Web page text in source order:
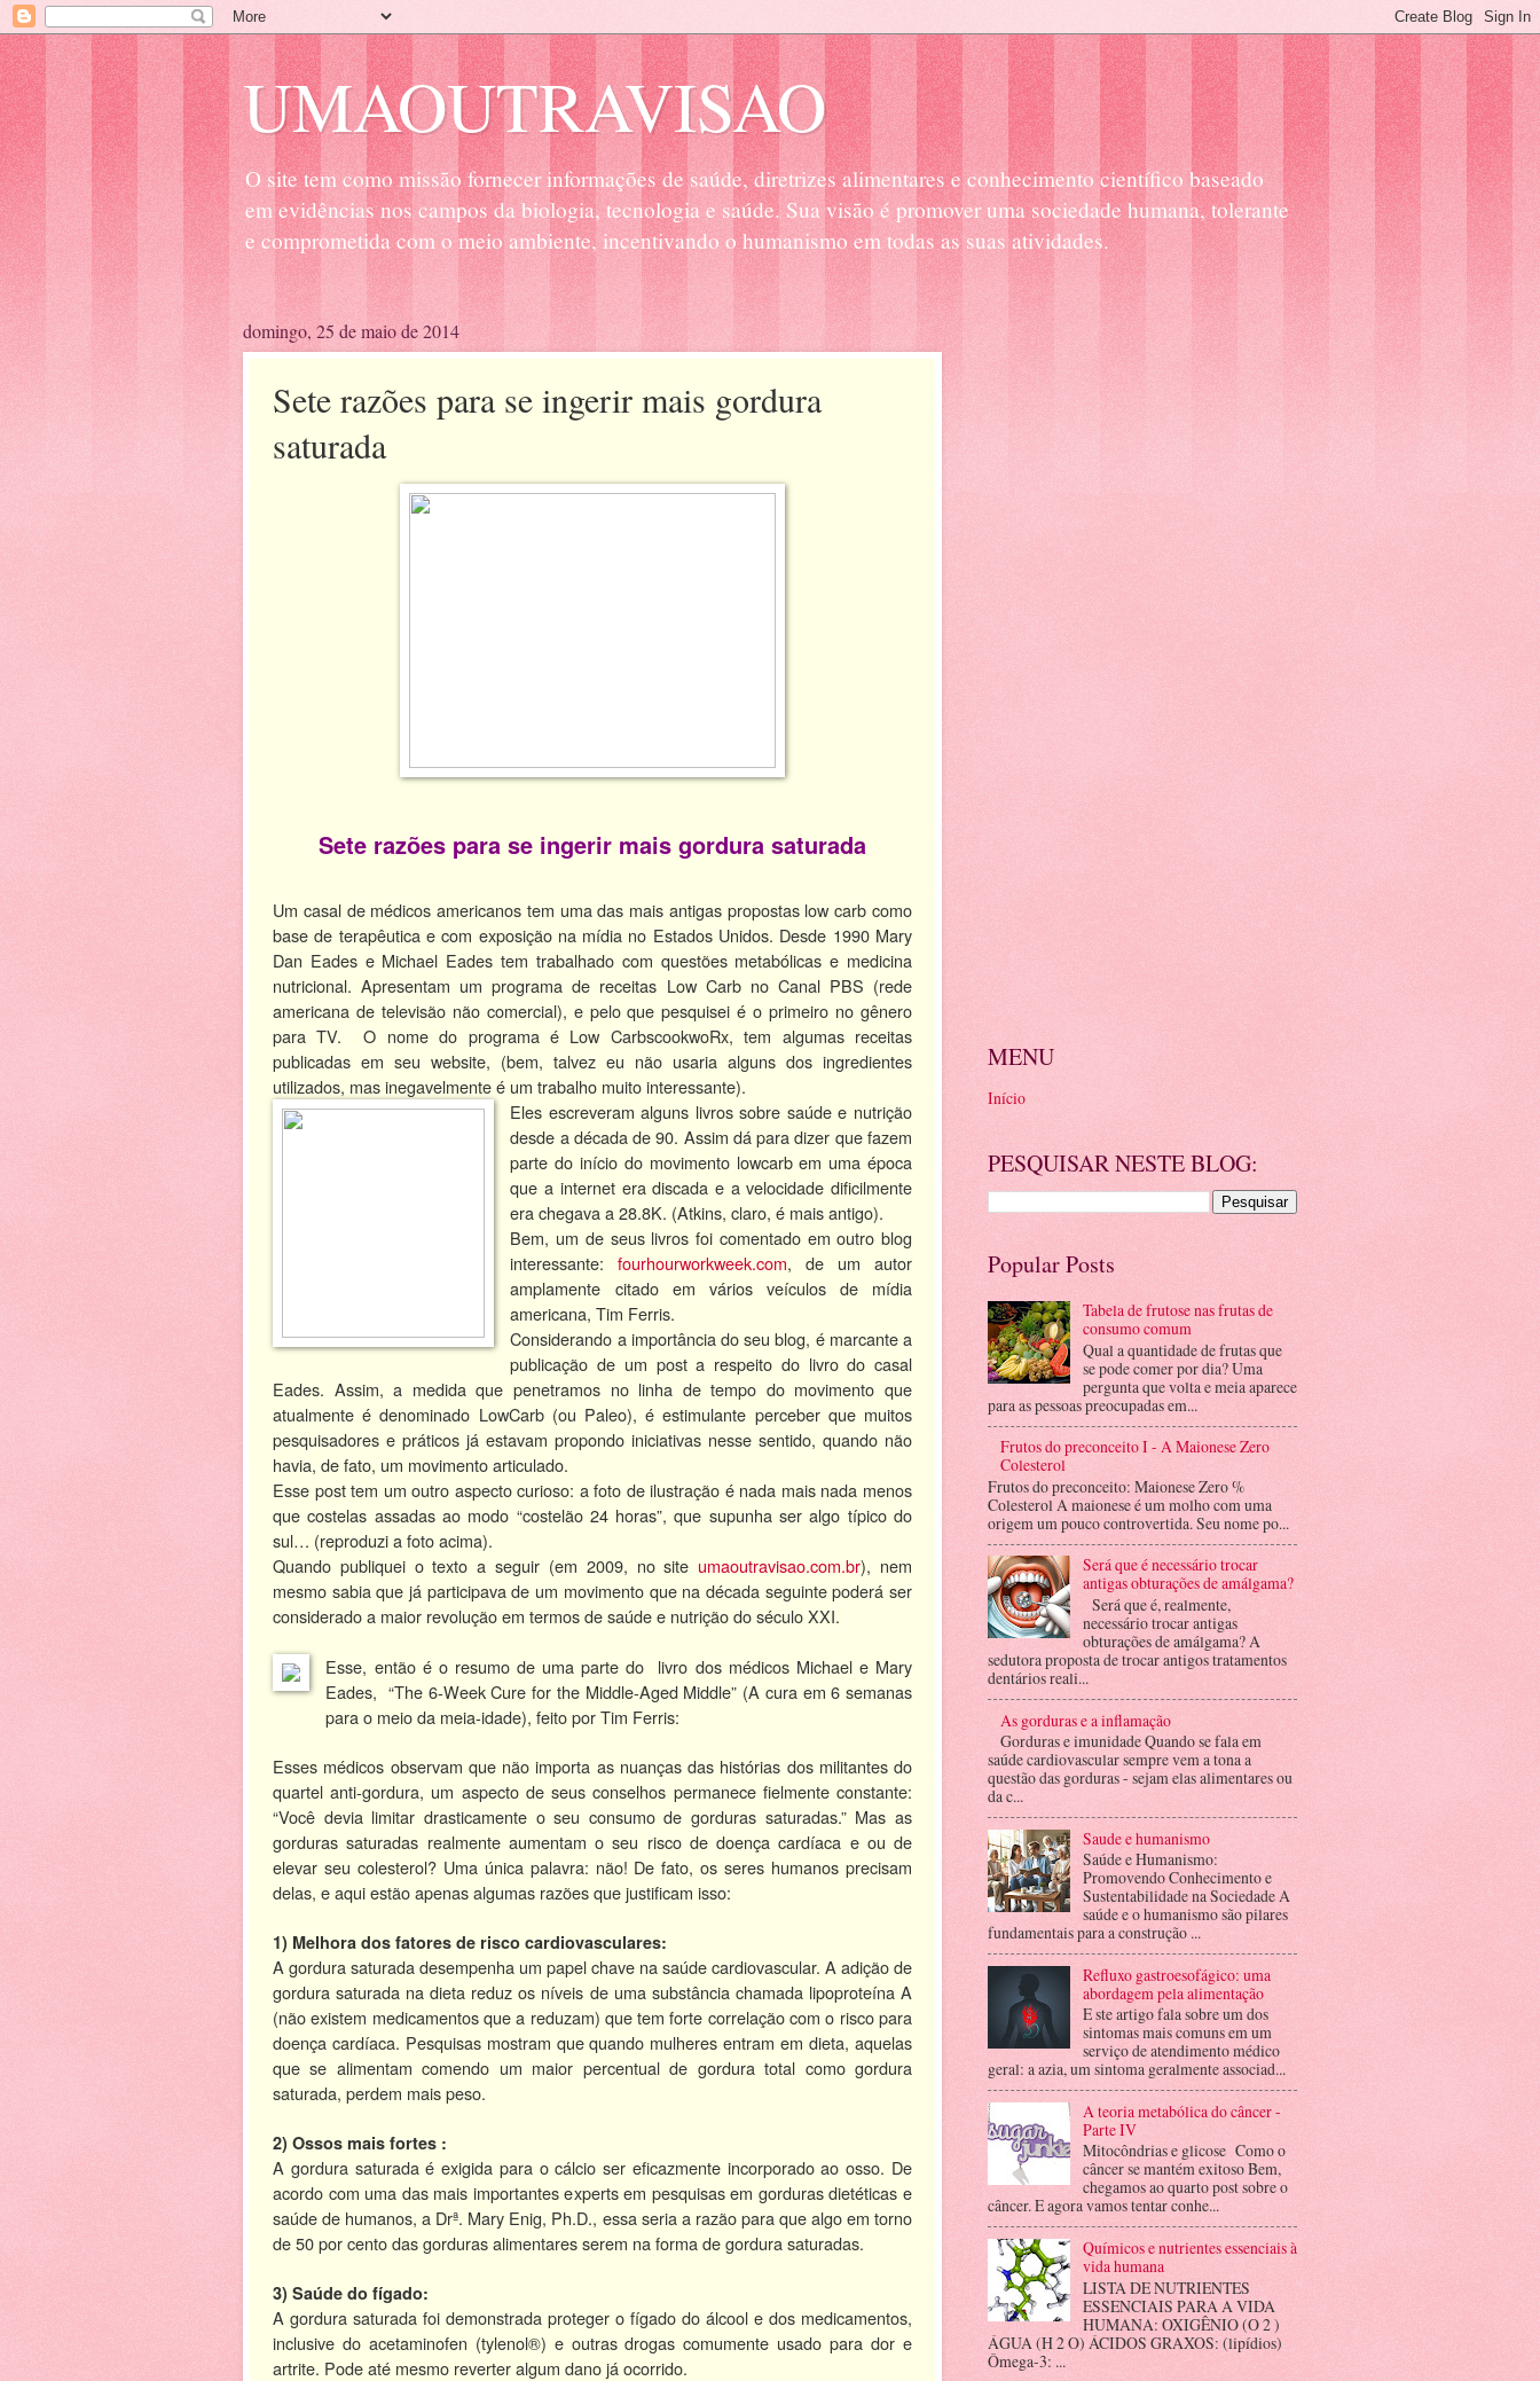
UMAOUTRAVISAO
O site tem como missão fornecer informações de saúde, diretrizes alimentares e conhecimento científico baseado
em evidências nos campos da biologia, tecnologia e saúde. Sua visão é promover uma sociedade humana, tolerante
e comprometida com o meio ambiente, incentivando o humanismo em todas as suas atividades.
domingo, 25 de maio de 2014
Sete razões para se ingerir mais gordura
saturada
Sete razões para se ingerir mais gordura saturada
Um casal de médicos americanos tem uma das mais antigas propostas low carb como
base de terapêutica e com exposição na mídia no Estados Unidos. Desde 1990 Mary
Dan Eades e Michael Eades tem trabalhado com questões metabólicas e medicina
nutricional. Apresentam um programa de receitas Low Carb no Canal PBS (rede
americana de televisão não comercial), e pelo que pesquisei é o primeiro no gênero
para TV. O nome do programa é Low CarbscookwoRx, tem algumas receitas
publicadas em seu website, (bem, talvez eu não usaria alguns dos ingredientes
utilizados, mas inegavelmente é um trabalho muito interessante).
Eles escreveram alguns livros sobre saúde e nutrição
desde a década de 90. Assim dá para dizer que fazem
parte do início do movimento lowcarb em uma época
que a internet era discada e a velocidade dificilmente
era chegava a 28.8K. (Atkins, claro, é mais antigo).
Bem, um de seus livros foi comentado em outro blog
interessante:fourhourworkweek.com, de um autor
amplamente citado em vários veículos de mídia
americana, Tim Ferris.
Considerando a importância do seu blog, é marcante a
publicação de um post a respeito do livro do casal
Eades. Assim, a medida que penetramos no linha de tempo do movimento que
atualmente é denominado LowCarb (ou Paleo), é estimulante perceber que muitos
pesquisadores e práticos já estavam propondo iniciativas nesse sentido, quando não
havia, de fato, um movimento articulado.
Esse post tem um outro aspecto curioso: a foto de ilustração é nada mais nada menos
que costelas assadas ao modo “costelão 24 horas”, que supunha ser algo típico do
sul… (reproduzi a foto acima).
Quando publiquei o texto a seguir (em 2009, no site umaoutravisao.com.br), nem
mesmo sabia que já participava de um movimento que na década seguinte poderá ser
considerado a maior revolução em termos de saúde e nutrição do século XXI.
Esse, então é o resumo de uma parte do livro dos médicos Michael e Mary
Eades, “The 6-Week Cure for the Middle-Aged Middle” (A cura em 6 semanas
para o meio da meia-idade), feito por Tim Ferris:
Esses médicos observam que não importa as nuanças das histórias dos militantes do
quartel anti-gordura, um aspecto de seus conselhos permanece fielmente constante:
“Você devia limitar drasticamente o seu consumo de gorduras saturadas.” Mas as
gorduras saturadas realmente aumentam o seu risco de doença cardíaca e ou de
elevar seu colesterol? Uma única palavra: não! De fato, os seres humanos precisam
delas, e aqui estão apenas algumas razões que justificam isso:
1) Melhora dos fatores de risco cardiovasculares:
A gordura saturada desempenha um papel chave na saúde cardiovascular. A adição de
gordura saturada na dieta reduz os níveis de uma substância chamada lipoproteína A
(não existem medicamentos que a reduzam) que tem forte correlação com o risco para
doença cardíaca. Pesquisas mostram que quando mulheres entram em dieta, aquelas
que se alimentam comendo um maior percentual de gordura total como gordura
saturada, perdem mais peso.
2) Ossos mais fortes :
A gordura saturada é exigida para o cálcio ser eficazmente incorporado ao osso. De
acordo com uma das mais importantes experts em pesquisas em gorduras dietéticas e
saúde de humanos, a Drª. Mary Enig, Ph.D., essa seria a razão para que algo em torno
de 50 por cento das gorduras alimentares serem na forma de gordura saturadas.
3) Saúde do fígado:
A gordura saturada foi demonstrada proteger o fígado do álcool e dos medicamentos,
inclusive do acetaminofen (tylenol®) e outras drogas comumente usado para dor e
artrite. Pode até mesmo reverter algum dano já ocorrido.
MENU
Início
PESQUISAR NESTE BLOG:
Popular Posts
Tabela de frutose nas frutas de
consumo comum
Qual a quantidade de frutas que
se pode comer por dia? Uma
pergunta que volta e meia aparece
para as pessoas preocupadas em...
Frutos do preconceito I - A Maionese Zero
Colesterol
Frutos do preconceito: Maionese Zero %
Colesterol A maionese é um molho com uma
origem um pouco controvertida. Seu nome po...
Será que é necessário trocar
antigas obturações de amálgama?
Será que é, realmente,
necessário trocar antigas
obturações de amálgama? A
sedutora proposta de trocar antigos tratamentos
dentários reali...
As gorduras e a inflamação
Gorduras e imunidade Quando se fala em
saúde cardiovascular sempre vem a tona a
questão das gorduras - sejam elas alimentares ou
da c...
Saude e humanismo
Saúde e Humanismo:
Promovendo Conhecimento e
Sustentabilidade na Sociedade A
saúde e o humanismo são pilares
fundamentais para a construção ...
Refluxo gastroesofágico: uma
abordagem pela alimentação
E ste artigo fala sobre um dos
sintomas mais comuns em um
serviço de atendimento médico
geral: a azia, um sintoma geralmente associad...
A teoria metabólica do câncer -
Parte IV
Mitocôndrias e glicose Como o
câncer se mantém exitoso Bem,
chegamos ao quarto post sobre o
câncer. E agora vamos tentar conhe...
Químicos e nutrientes essenciais à
vida humana
LISTA DE NUTRIENTES
ESSENCIAIS PARA A VIDA
HUMANA: OXIGÊNIO (O 2 )
ÁGUA (H 2 O) ÁCIDOS GRAXOS: (lipídios)
Ômega-3: ...